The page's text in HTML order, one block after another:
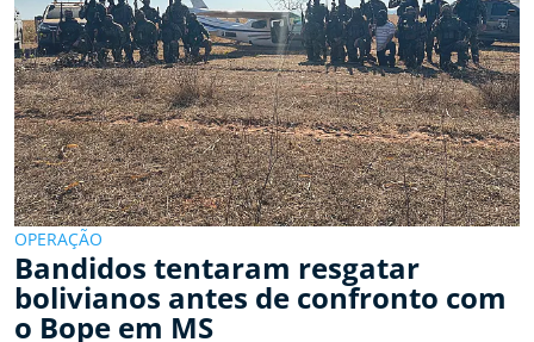
OPERAÇÃO
Bandidos tentaram resgatar
bolivianos antes de confronto com
o Bope em MS